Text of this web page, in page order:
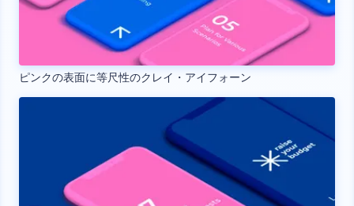
ピンクの表面に等尺性のクレイ・アイフォーン